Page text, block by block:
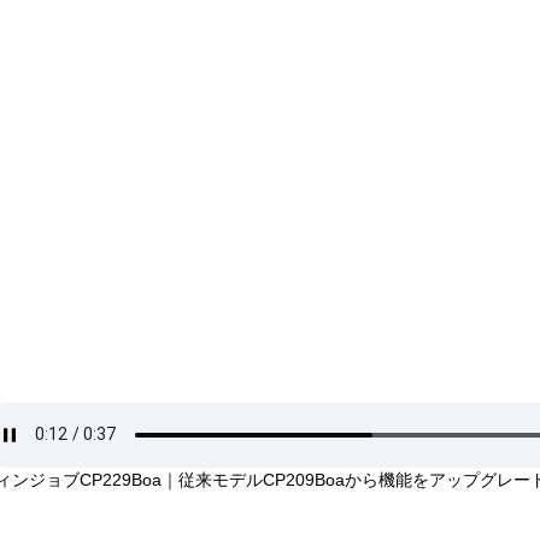
ンジョブCP229Boa｜従来モデルCP209Boaから機能をアップグレー